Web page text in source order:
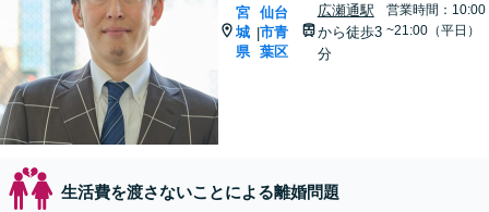
宮
城
県
|
仙台
市青
葉区
広瀬通駅
から徒歩3
分
営業時間：10:00
~21:00（平日）
生活費を渡さないことによる離婚問題